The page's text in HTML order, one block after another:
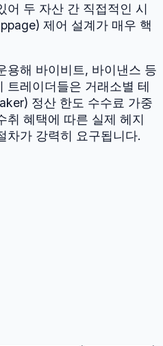
어 두 자산 간 직접적인 시
제어 설계가 매우 핵
용해 바이비트, 바이낸스 등
트레이더들은 거래소별 테
정산 한도 수수료 가중
취 혜택에 따른 실제 헤지
차가 강력히 요구됩니다.